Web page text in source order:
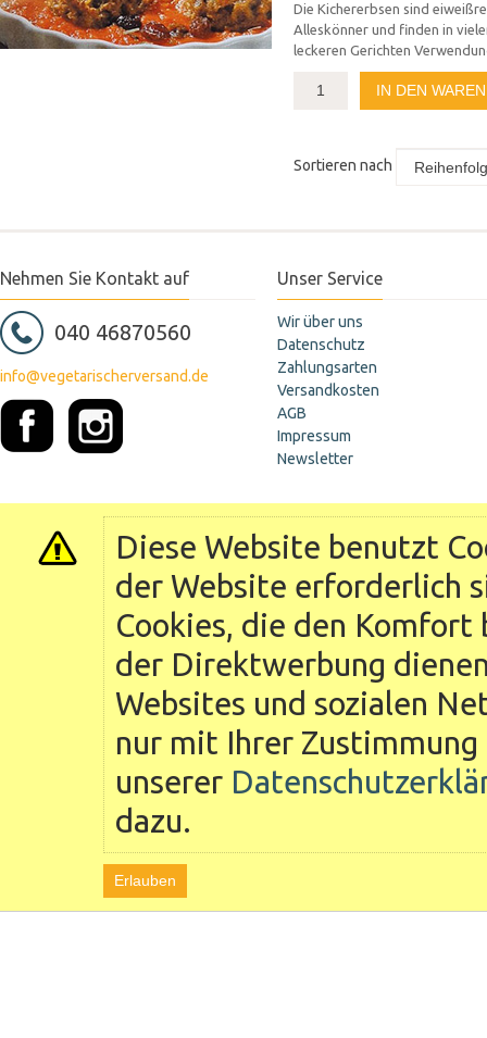
Die Kichererbsen sind
Alleskönner und finden in
leckeren Gerichten
IN DEN
Sortieren nach
Nehmen Sie Kontakt auf
040 46870560
info@vegetarischerversand.de
Unser Service
Wir über uns
Datenschutz
Zahlungsarten
Versandkosten
AGB
Impressum
Newsletter
Diese Website benutzt
der Website erforderlich
Cookies, die den
der Direktwerbung
Websites und sozialen
nur mit Ihrer
unserer
dazu.
Erlauben